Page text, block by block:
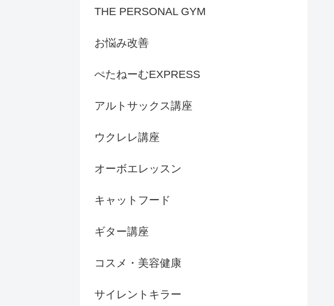
THE PERSONAL GYM
お悩み改善
ぺたねーむEXPRESS
アルトサックス講座
ウクレレ講座
オーボエレッスン
キャットフード
ギター講座
コスメ・美容健康
サイレントキラー